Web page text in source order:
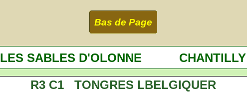
Bas de Page
LES SABLES D'OLONNE CHANTILLY
R3 C1 TONGRES LBELGIQUER